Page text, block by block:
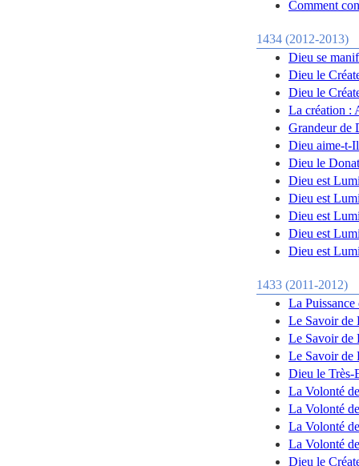
Comment
1434 (2012-2013)
Dieu se
Dieu le
Dieu le
La création :
Grandeur de
Dieu aime-t-
Dieu le
Dieu est
Dieu est
Dieu est
Dieu est
Dieu est
1433 (2011-2012)
La Puissance
Le Savoir de
Le Savoir de
Le Savoir de
Dieu le Très-
La Volonté
La Volonté
La Volonté
La Volonté
Dieu le